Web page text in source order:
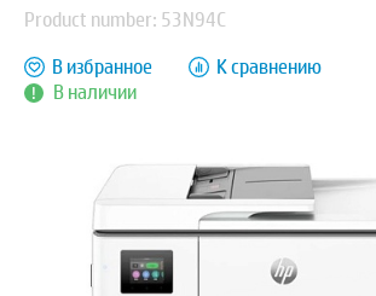
Product number: 53N94C
В наличии
В избранное К сравнению